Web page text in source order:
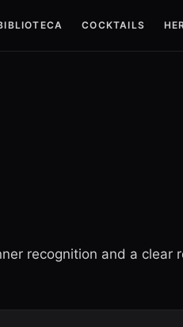
COCKTAILS
recognition and a clear